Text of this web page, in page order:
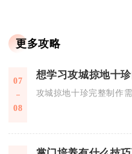
更多攻略
07
08
攻城掠地十珍完整制作